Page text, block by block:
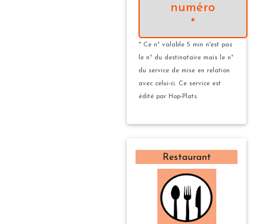
numéro
*
* Ce n° valable 5 min n'est pas
le n° du destinataire mais le n°
du service de mise en relation
avec celui-ci. Ce service est
édité par Hop-Plats.
Restaurant